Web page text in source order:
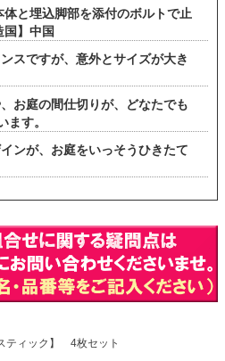
体と埋込脚部を添付のボルトで止
】中国
スですが、意外とサイズが大き
お庭の間仕切りが、どなたでも
ます。
ンが、お庭をいっそうひきたて
ティック】 4枚セット